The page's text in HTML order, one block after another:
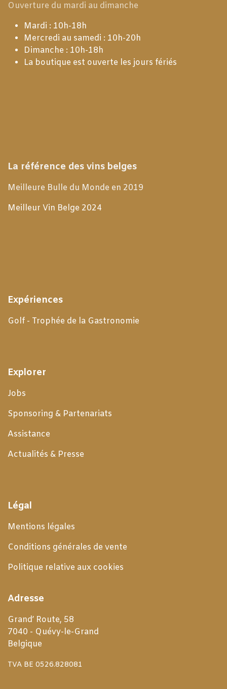
Ouverture du mardi au dimanche
Mardi : 10h-18h
Mercredi au samedi : 10h-20h
Dimanche : 10h-18h
La boutique est ouverte les jours fériés
La référence des vins belges
Meilleure Bulle du Monde en 2019
Meilleur Vin Belge 2024
Expériences
Golf - Trophée de la Gastronomie
Explorer
Jobs
Sponsoring & Partenariats
Assistance
Actualités & Presse
Légal
Mentions légales
Conditions générales de vente
Politique relative aux cookies
Adresse
Grand’ Route, 58
7040 - Quévy-le-Grand
Belgique
TVA BE 0526.828081